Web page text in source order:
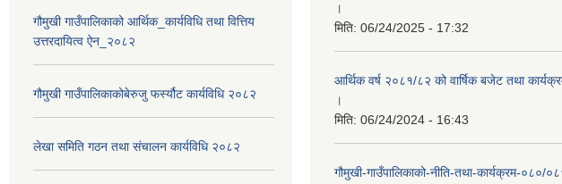
गौमुखी गाउँपालिकाको आर्थिक_कार्यविधि तथा वित्तिय
उत्तरदायित्व ऐन_२०८२
गौमुखी गाउँपालिकाकोबेरुजु फर्स्यौट कार्यविधि २०८२
लेखा समिति गठन तथा संचालन कार्यविधि २०८२
।
मिति: 06/24/2025 - 17:32
आर्थिक वर्ष २०८१/८२ को वार्षिक बजेट तथा
।
मिति: 06/24/2024 - 16:43
गौमुखी-गाउँपालिकाको-नीति-तथा-कार्यक्रम-०८०/